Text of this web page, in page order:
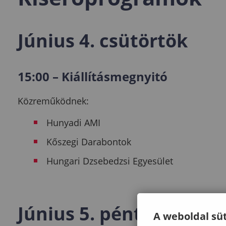
Június 4. csütörtök
15:00 – Kiállításmegnyitó
Közreműködnek:
Hunyadi AMI
Kőszegi Darabontok
Hungari Dzsebedzsi Egyesület
Június 5. péntek –A weboldal